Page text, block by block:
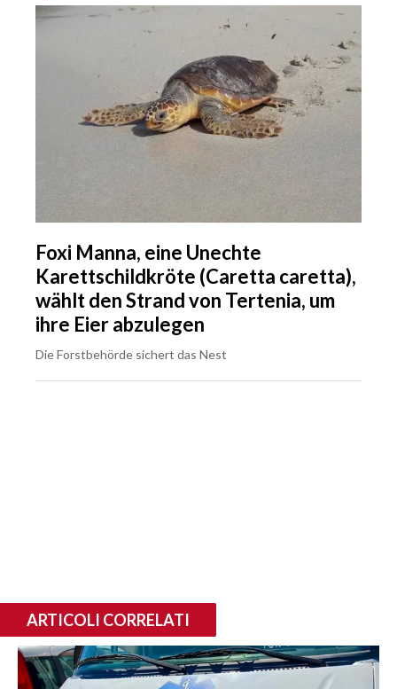
Foxi Manna, eine Unechte
Karettschildkröte (Caretta caretta),
wählt den Strand von Tertenia, um
ihre Eier abzulegen
Die Forstbehörde sichert das Nest
ARTICOLI CORRELATI